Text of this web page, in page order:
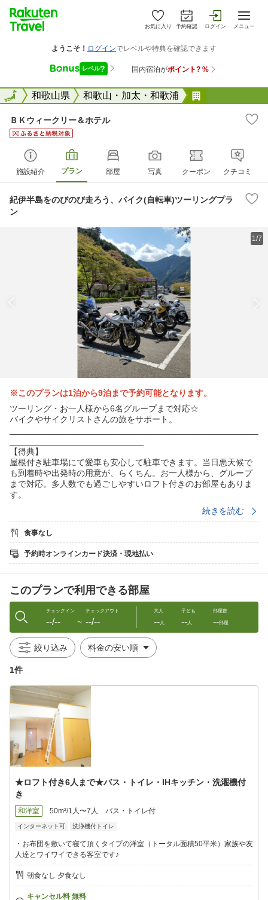
お気に入り 予約確認 ログイン メニュー
全国和歌山県 和歌山・加太・和歌浦
全国
ＢＫウィークリー＆ホテル
施設紹介 プラン 部屋 写真 クーポン クチコミ
紀伊半島をのびのび走ろう、バイク(自転車)ツーリングプラ
ン
1/7
※このプランは1泊から9泊まで予約可能となります。
ツーリング・お一人様から6名グループまで対応☆
バイクやサイクリストさんの旅をサポート。
【得典】
屋根付き駐車場にて愛車も安心して駐車できます。当日悪天候で
も到着時や出発時の用意が、らくちん。お一人様から、グループ
まで対応。多人数でも過ごしやすいロフト付きのお部屋もありま
す。
◎ツーリングプラン、和歌山市から国道42号線や311号にアクセ
ス、南紀白浜まで最短1時間30分、南紀勝浦まで最短2時間30分、
高野山まで1時間30分その他、走りやすい和歌山のワイディングを
楽しめます。また近くでは加太、友が島まで30分でとても便利な
位置にあります。1年をとおして温暖な気候の紀伊半島はツーリン
◎食事は、ホテル周辺に和歌山ラーメン店その他、美味しいお魚
料理や地酒の味わえるお店が多数あります。
コンビニは歩いて、５分
◎お部屋；ロフトあり、ロフトなし2タイプ
洗濯機、電子レンジ、電磁調理器、シンク、（衣類乾燥機はあり
ません）
衣類の干場はベランダにあります。
お風呂： 風呂トイレ分離、お風呂は広々で快適
トイレ； もちろんシャワートイレ
JR和歌山駅まで徒歩8分、アロチ繁華街まで徒歩3分の立地。
電子レンジ・冷蔵庫・電子ポット
全室にてWi-Fi使用可能。
◇◇◇◇◇◇◇◇◇◇◇
朝食は￥500にて予約できます。（朝食予約は前日の18:00まで）
チェックイン時に翌朝のお時間（7：30〜9:00の間）とドリンクの
種類（ホット/アイスコーヒー・オレンジジュース・カルピス・ウ
ーロン茶から）を教えてください。
続きを読む
食事なし
予約時オンラインカード決済・現地払い
このプランで利用できる部屋
チェックイン
--/-- 〜
チェックアウト
--/--
大人
--人
子ども
--人
部屋数
--部屋
絞り込み
1件
★ロフト付き6人まで★バス・トイレ・IHキッチン・洗濯機付
き
和洋室 50m²/1人〜7人 バス・トイレ付
インターネット可 洗浄機付トイレ
・お布団を敷いて寝て頂くタイプの洋室（トータル面積50平米）家族や友
人達とワイワイできる客室です♪
朝食なし 夕食なし